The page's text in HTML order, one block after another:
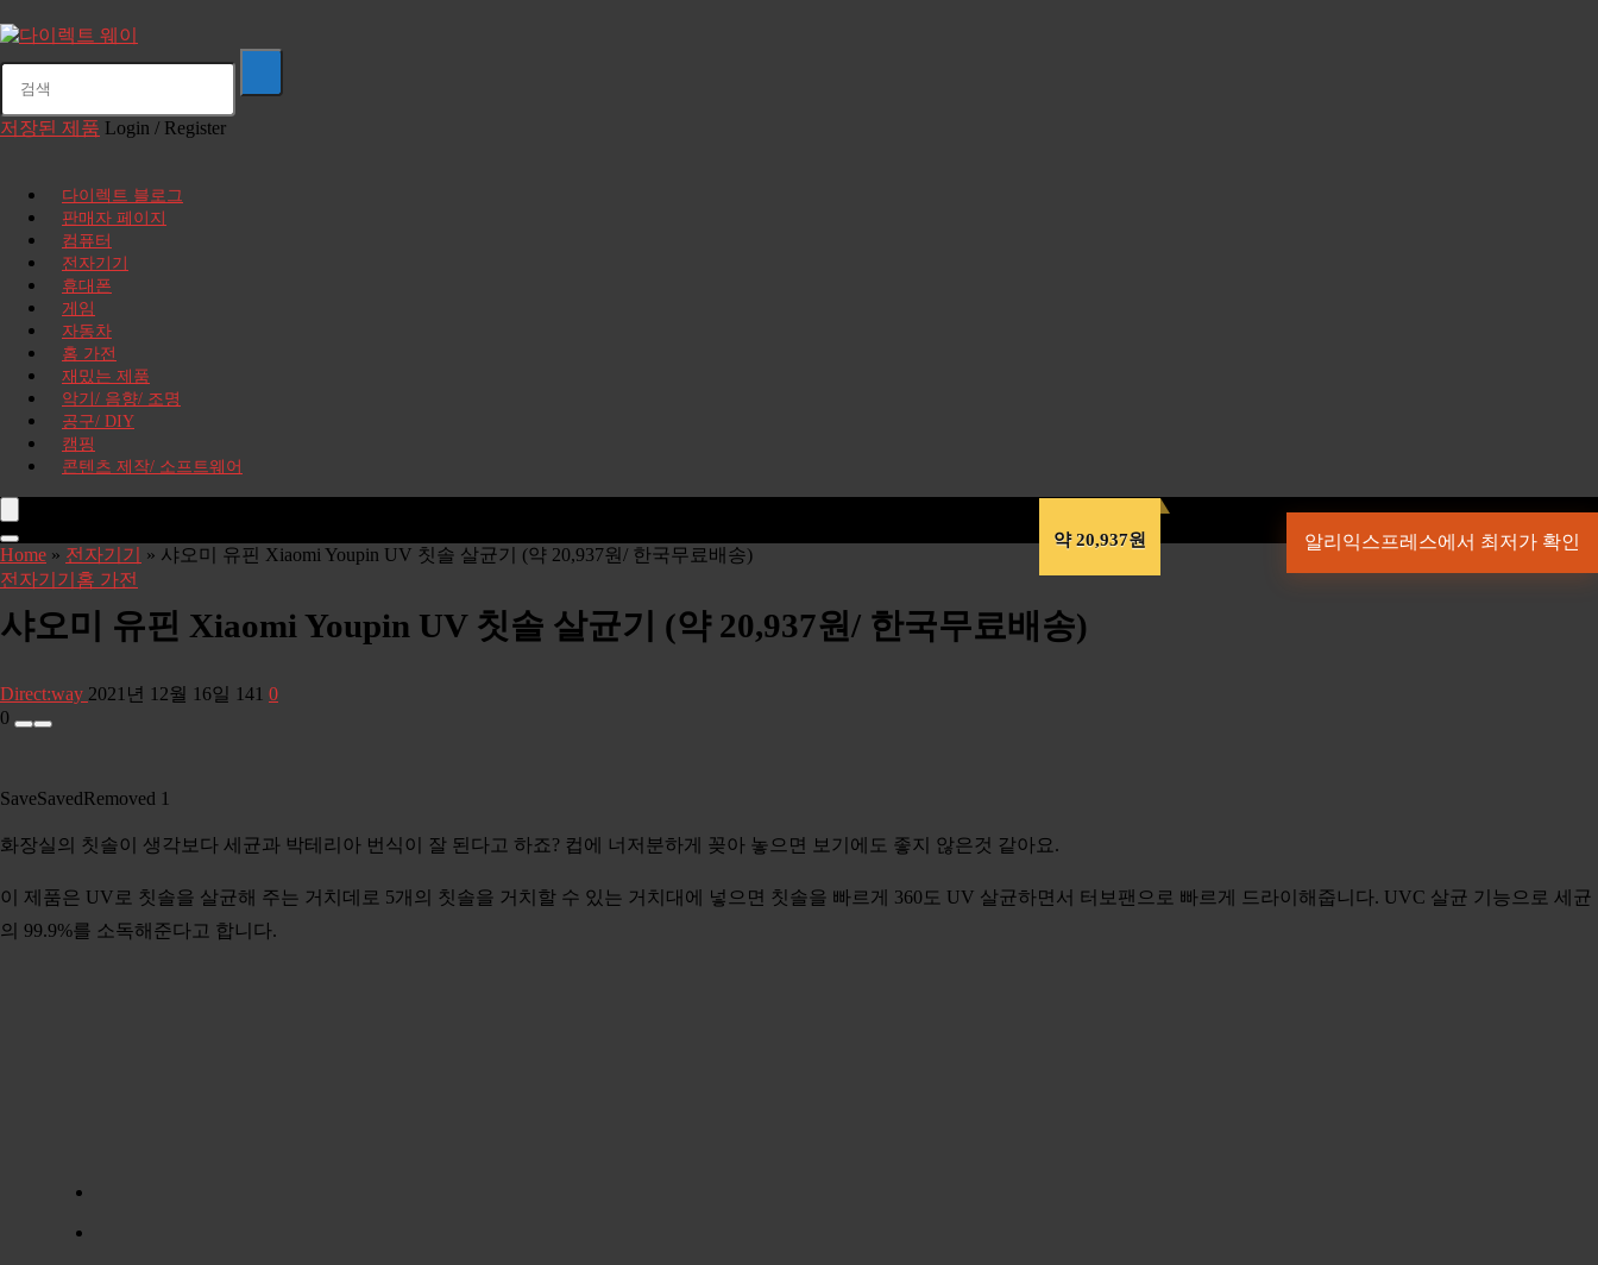
저장된 제품 Login / Register
다이렉트 블로그
판매자 페이지
컴퓨터
전자기기
휴대폰
게임
자동차
홈 가전
재밌는 제품
악기/ 음향/ 조명
공구/ DIY
캠핑
콘텐츠 제작/ 소프트웨어
약 20,937원 알리익스프레스에서 최저가 확인
Home » 전자기기 » 샤오미 유핀 Xiaomi Youpin UV 칫솔 살균기 (약 20,937원/ 한국무료배송)
전자기기 홈 가전
샤오미 유핀 Xiaomi Youpin UV 칫솔 살균기 (약 20,937원/ 한국무료배송)
Direct:way 2021년 12월 16일 141 0
0
SaveSavedRemoved 1
화장실의 칫솔이 생각보다 세균과 박테리아 번식이 잘 된다고 하죠? 컵에 너저분하게 꽂아 놓으면 보기에도 좋지 않은것 같아요.
이 제품은 UV로 칫솔을 살균해 주는 거치데로 5개의 칫솔을 거치할 수 있는 거치대에 넣으면 칫솔을 빠르게 360도 UV 살균하면서 터보팬으로 빠르게 드라이해줍니다. UVC 살균 기능으로 세균
의 99.9%를 소독해준다고 합니다.